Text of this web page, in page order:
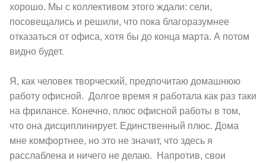
хорошо. Мы с коллективом этого ждали: сели,
посовещались и решили, что пока благоразумнее
отказаться от офиса, хотя бы до конца марта. А потом
видно будет.
Я, как человек творческий, предпочитаю домашнюю
работу офисной. Долгое время я работала как раз таки
на фрилансе. Конечно, плюс офисной работы в том,
что она дисциплинирует. Единственный плюс. Дома
мне комфортнее, но это не значит, что здесь я
расслаблена и ничего не делаю. Напротив, свои